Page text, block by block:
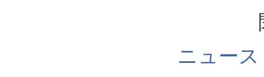
ニュー